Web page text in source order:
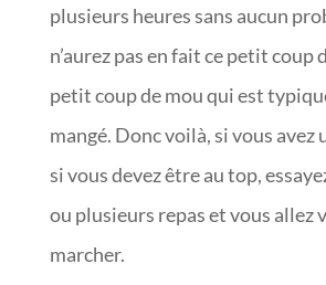
plusieurs heures sans aucun
n’aurez pas en fait ce petit coup
petit coup de mou qui est
mangé. Donc voilà, si vous avez
si vous devez être au top,
ou plusieurs repas et vous allez
marcher.